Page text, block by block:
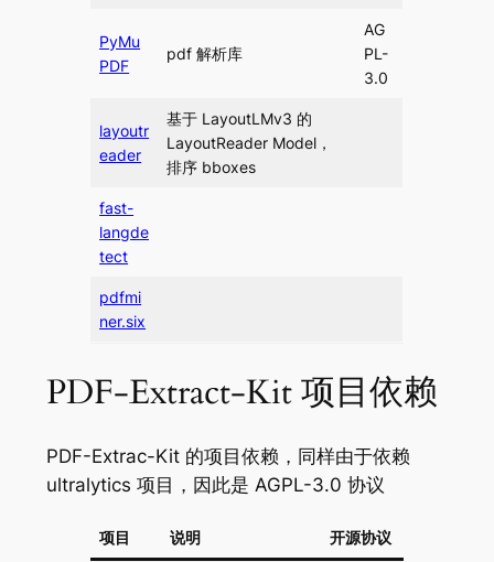
PyMu
PDF
pdf 解析库
AG
PL-
3.0
layoutr
eader
基于 LayoutLMv3 的
LayoutReader Model，
排序 bboxes
fast-
langde
tect
pdfmi
ner.six
PDF-Extract-Kit 项目依赖
PDF-Extrac-Kit 的项目依赖，同样由于依赖
ultralytics 项目，因此是 AGPL-3.0 协议
项目 说明 开源协议